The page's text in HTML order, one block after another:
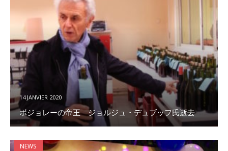
14 JANVIER 2020
ボジョレーの帝王 ジョルジュ・デュブッフ氏逝去
NEWS